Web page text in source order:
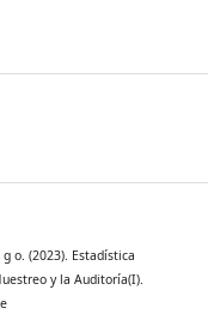
o. (2023). Estadística
y la Auditoría(I).